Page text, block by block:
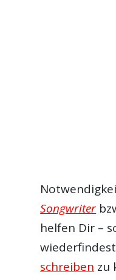
Songwriter
helfen Dir –
schreiben zu